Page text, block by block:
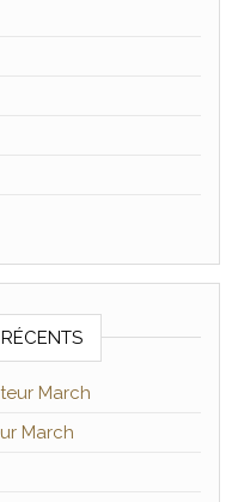
March
March